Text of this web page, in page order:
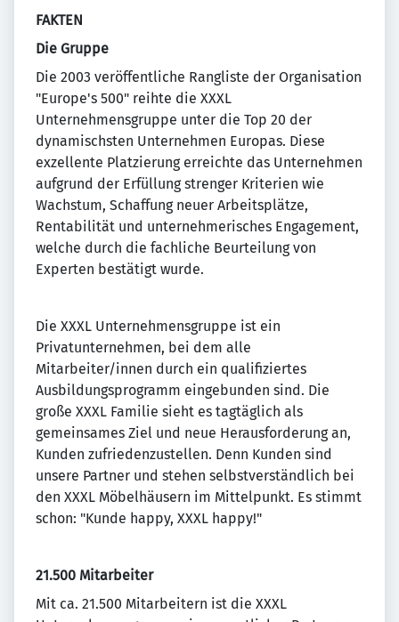
FAKTEN
Die Gruppe
Die 2003 veröffentliche Rangliste der Organisation
"Europe's 500" reihte die XXXL
Unternehmensgruppe unter die Top 20 der
dynamischsten Unternehmen Europas. Diese
exzellente Platzierung erreichte das Unternehmen
aufgrund der Erfüllung strenger Kriterien wie
Wachstum, Schaffung neuer Arbeitsplätze,
Rentabilität und unternehmerisches Engagement,
welche durch die fachliche Beurteilung von
Experten bestätigt wurde.
Die XXXL Unternehmensgruppe ist ein
Privatunternehmen, bei dem alle
Mitarbeiter/innen durch ein qualifiziertes
Ausbildungsprogramm eingebunden sind. Die
große XXXL Familie sieht es tagtäglich als
gemeinsames Ziel und neue Herausforderung an,
Kunden zufriedenzustellen. Denn Kunden sind
unsere Partner und stehen selbstverständlich bei
den XXXL Möbelhäusern im Mittelpunkt. Es stimmt
schon: "Kunde happy, XXXL happy!"
21.500 Mitarbeiter
Mit ca. 21.500 Mitarbeitern ist die XXXL